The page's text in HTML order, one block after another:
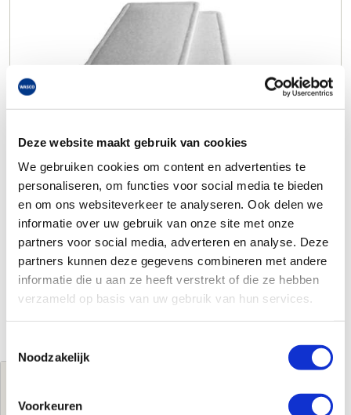
Deze website maakt gebruik van cookies
We gebruiken cookies om content en advertenties te
personaliseren, om functies voor social media te bieden
en om ons websiteverkeer te analyseren. Ook delen we
informatie over uw gebruik van onze site met onze
partners voor social media, adverteren en analyse. Deze
partners kunnen deze gegevens combineren met andere
informatie die u aan ze heeft verstrekt of die ze hebben
verzameld op basis van uw gebruik van hun services.
Noodzakelijk
Voorkeuren
€27,00per stuk